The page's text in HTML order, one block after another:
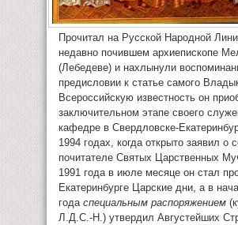
Прочитал на Русской Народной
недавно почившем архиепископе
(Лебедеве) и нахлынули
предисловии к статье самого
Всероссийскую известность он
заключительном этапе своего
кафедре в Свердловске-
1994 годах, когда открыто заявил о
почитателе Святых Царственных
1991 года в июле месяце он стал
Екатеринбурге Царские дни, а в
года специальным распоряжением
Л.Д.С.-Н.) утвердил Августейших